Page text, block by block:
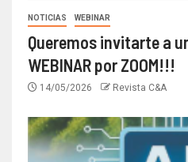
NOTICIAS WEBINAR
Queremos invitarte a
WEBINAR por ZOOM!!!
14/05/2026 Revista C&A